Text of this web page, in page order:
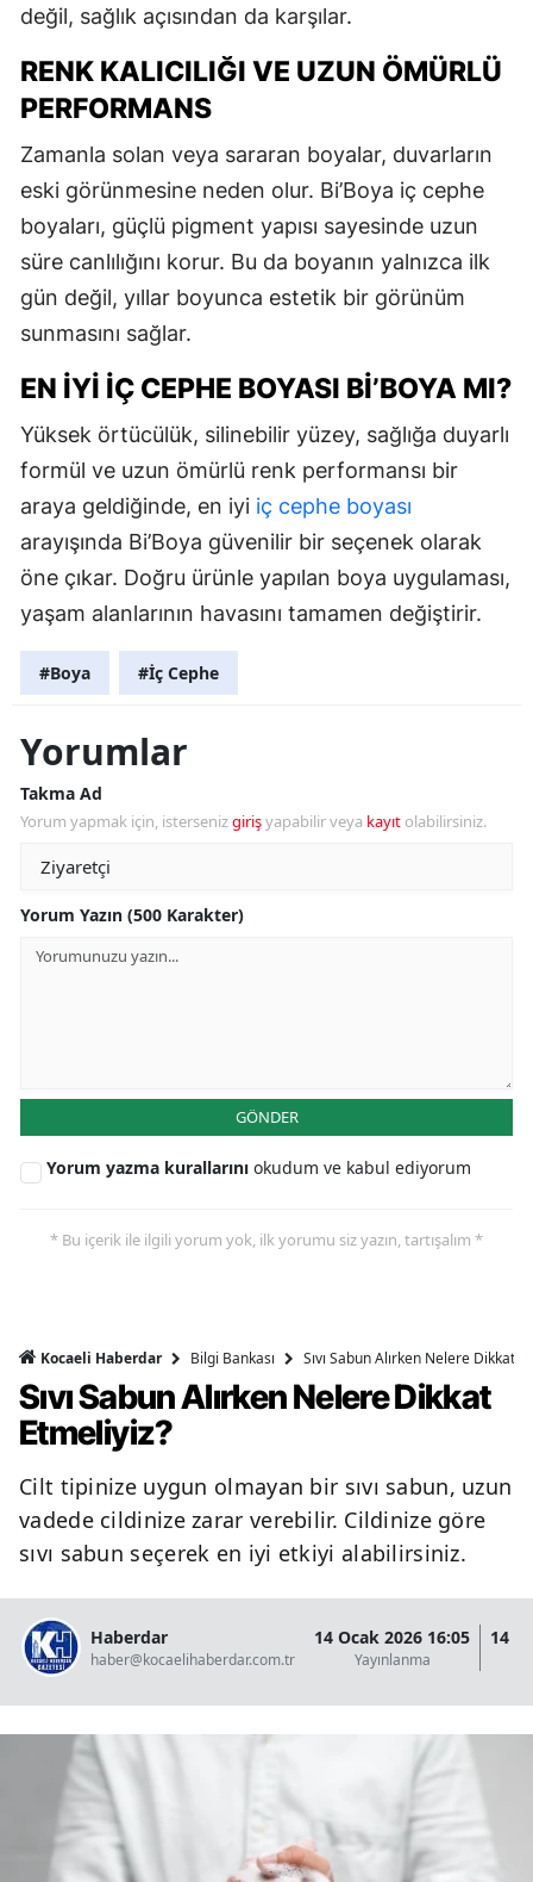
değil, sağlık açısından da karşılar.
RENK KALICILIĞI VE UZUN ÖMÜRLÜ
PERFORMANS
Zamanla solan veya sararan boyalar, duvarların
eski görünmesine neden olur. Bi’Boya iç cephe
boyaları, güçlü pigment yapısı sayesinde uzun
süre canlılığını korur. Bu da boyanın yalnızca ilk
gün değil, yıllar boyunca estetik bir görünüm
sunmasını sağlar.
EN İYI İÇ CEPHE BOYASI BI’BOYA MI?
Yüksek örtücülük, silinebilir yüzey, sağlığa duyarlı
formül ve uzun ömürlü renk performansı bir
araya geldiğinde, en iyi iç cephe boyası
arayışında Bi’Boya güvenilir bir seçenek olarak
öne çıkar. Doğru ürünle yapılan boya uygulaması,
yaşam alanlarının havasını tamamen değiştirir.
#Boya #İç Cephe
Yorumlar
Takma Ad
Yorum yapmak için, istersenizgirişyapabilir veya kayıt olabilirsiniz.
Yorum Yazın (500 Karakter)
GÖNDER
Yorum yazma kurallarını okudum ve kabul ediyorum
* Bu içerik ile ilgili yorum yok, ilk yorumu siz yazın, tartışalım *
Kocaeli Haberdar Bilgi Bankası Sıvı Sabun Alırken Nelere Dikkat
Sıvı Sabun Alırken Nelere Dikkat
Etmeliyiz?
Cilt tipinize uygun olmayan bir sıvı sabun, uzun
vadede cildinize zarar verebilir. Cildinize göre
sıvı sabun seçerek en iyi etkiyi alabilirsiniz.
Haberdar
haber@kocaelihaberdar.com.tr
14 Ocak 2026 16:05
Yayınlanma
14